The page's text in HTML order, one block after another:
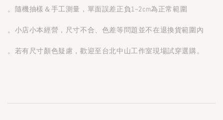
。隨機抽樣＆手工測量，單面誤差正負1~2cm為正常範圍
。小店小本經營，尺寸不合、色差等問題並不在退換貨範圍內
。若有尺寸顏色疑慮，歡迎至台北中山工作室現場試穿選購。